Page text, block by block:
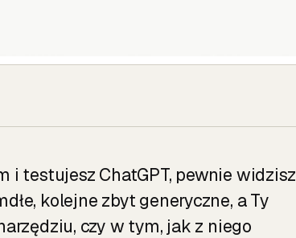
testujesz ChatGPT, pewnie widzisz
kolejne zbyt generyczne, a Ty
czy w tym, jak z niego